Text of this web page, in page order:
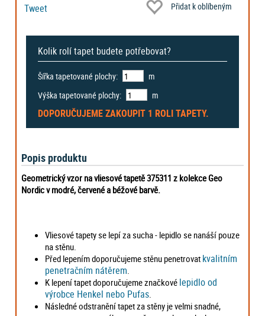
Tweet Přidat k oblíbeným
Kolik rolí tapet budete potřebovat?
Šířka tapetované plochy:
m
Výška tapetované plochy:
m
DOPORUČUJEME ZAKOUPIT 1 ROLITAPETY.
Popis produktu
Geometrický vzor na vliesové tapetě 375311 z kolekce Geo
Nordic v modré, červené a béžové barvě.
Vliesové tapety se lepí za sucha - lepidlo se nanáší pouze
na stěnu.
Před lepením doporučujeme stěnu penetrovat kvalitním
penetračním nátěrem
K lepení tapet doporučujeme značkové lepidlo od
výrobce Henkel nebo Pufas
Následné odstranění tapet za stěny je velmi snadné,